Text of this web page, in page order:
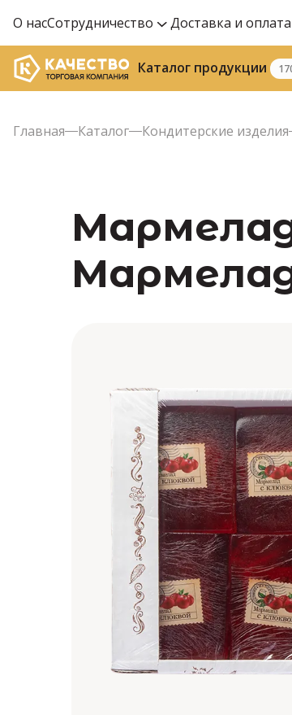
О насСотрудничество Доставка и оплата
Каталог продукции
Главная Каталог Кондитерские изделия